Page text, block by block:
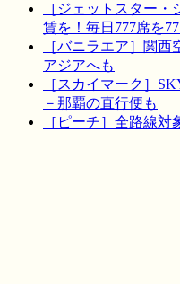
［ジェットスター
賃を！毎日777席を
［バニラエア］関
アジアへも
［スカイマーク］
－那覇の直行便も
［ピーチ］全路線対